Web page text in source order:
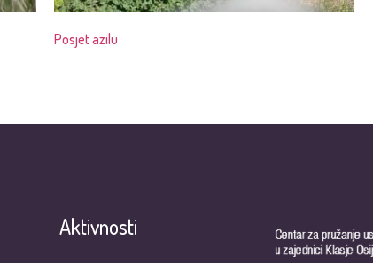
Posjet azilu
Aktivnosti